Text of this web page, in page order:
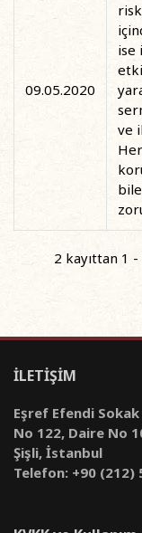
09.05.2020
ise
ve
2 kayıttan 1
İLETİŞİM
Eşref Efendi Sokak
No 122, Daire No
Şişli, İstanbul
Telefon: +90 (212)